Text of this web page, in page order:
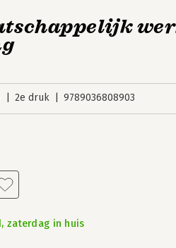
2e druk 9789036808903
zaterdag in huis